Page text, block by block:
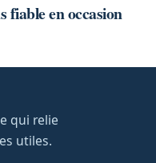
fiable en occasion
qui relie
utiles.